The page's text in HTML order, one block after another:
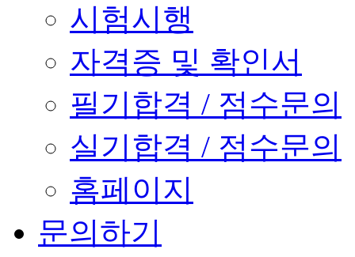
시험시행
자격증 및 확인서
필기합격 / 점수문의
실기합격 / 점수문의
홈페이지
문의하기